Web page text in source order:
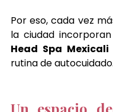
Por eso, cada vez
la ciudad
Head Spa Mexicali
rutina de autocuidado.